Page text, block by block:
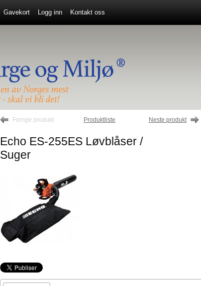
Gavekort Logg inn Kontakt oss
Forrige produkt Produktliste Neste produkt
Echo ES-255ES Løvblåser /
Suger